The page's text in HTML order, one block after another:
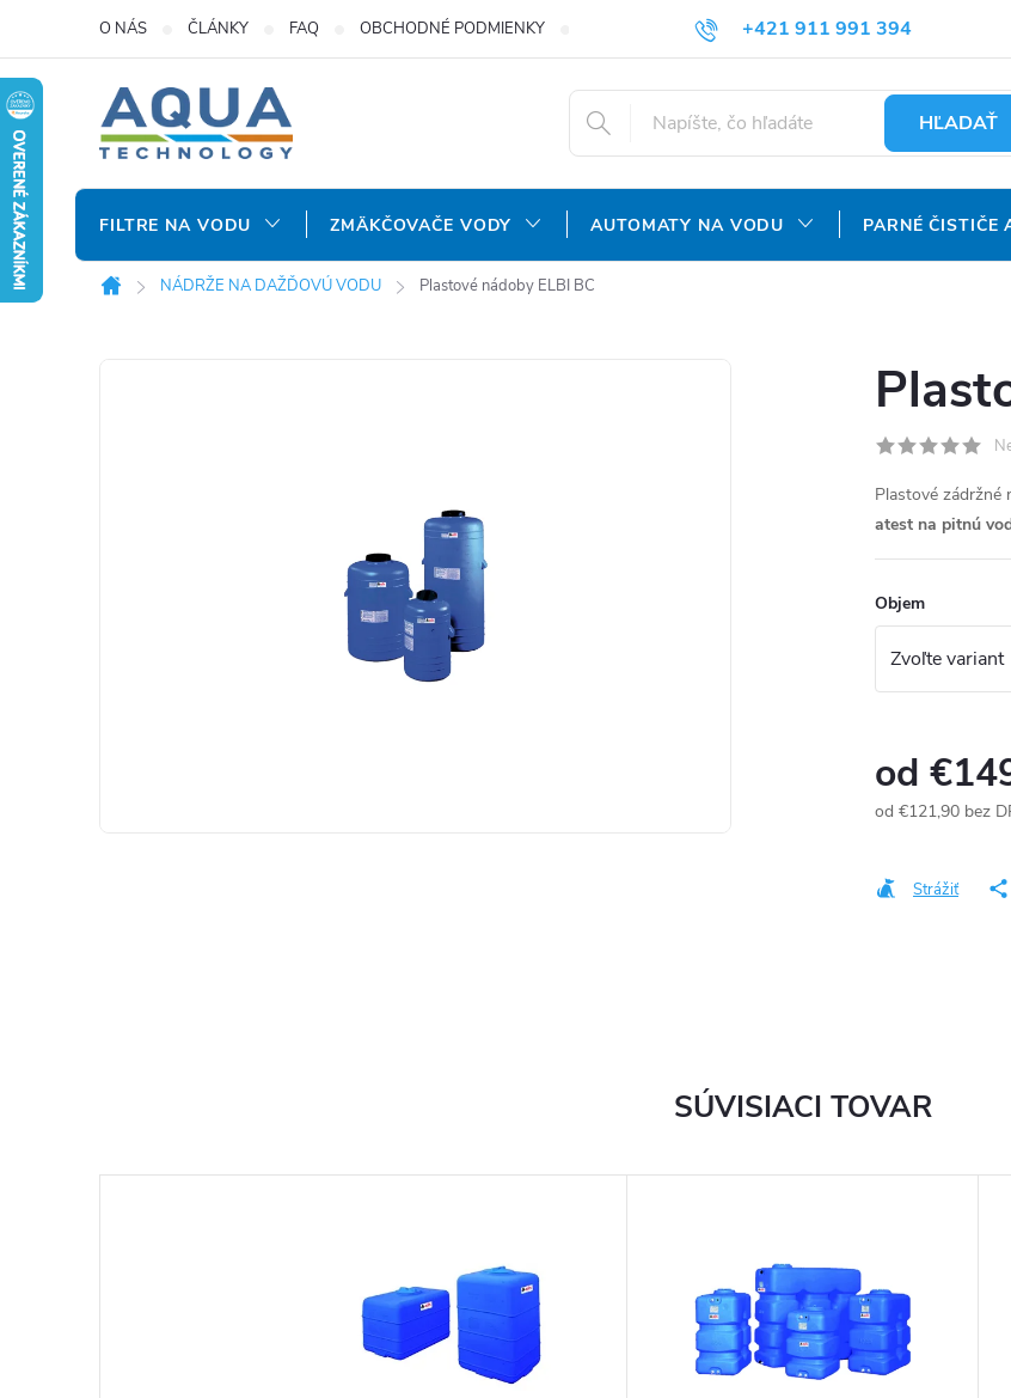
obsah
+421 911 991 394
info@aquatechnology.sk
O NÁS ČLÁNKY FAQ OBCHODNÉ PODMIENKY REKLAMAČNÝ PORIADOK OCHRANA OSOBNÝCH
HĽADAŤ
FILTRE NA VODU ZMÄKČOVAČE VODY AUTOMATY NA VODU PARNÉ ČISTIČE
Domov
NÁDRŽE NA DAŽĎOVÚ VODU Plastové nádoby ELBI BC
Plastové zádržné
atest na pitnú
Objem
od
od €121,90 bez
Strážiť
SÚVISIACI TOVAR